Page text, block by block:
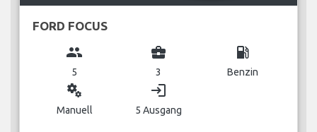
FORD FOCUS
group
5
business_center
3
local_gas_station
Benzin
miscellaneous_services
Manuell
login
5 Ausgang